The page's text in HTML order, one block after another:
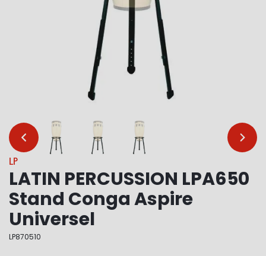
… …
LP
LATIN PERCUSSION LPA650
Stand Conga Aspire
Universel
LP870510